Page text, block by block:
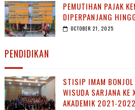
PEMUTIHAN PAJAK
DIPERPANJANG
OCTOBER 21, 2025
PENDIDIKAN
STISIP IMAM BONJOL
WISUDA SARJANA KE
AKADEMIK 2021-2022